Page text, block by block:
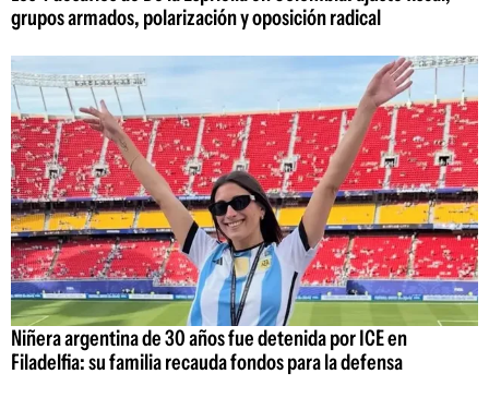
grupos armados, polarización y oposición radical
Niñera argentina de 30 años fue detenida por ICE en
Filadelfia: su familia recauda fondos para la defensa